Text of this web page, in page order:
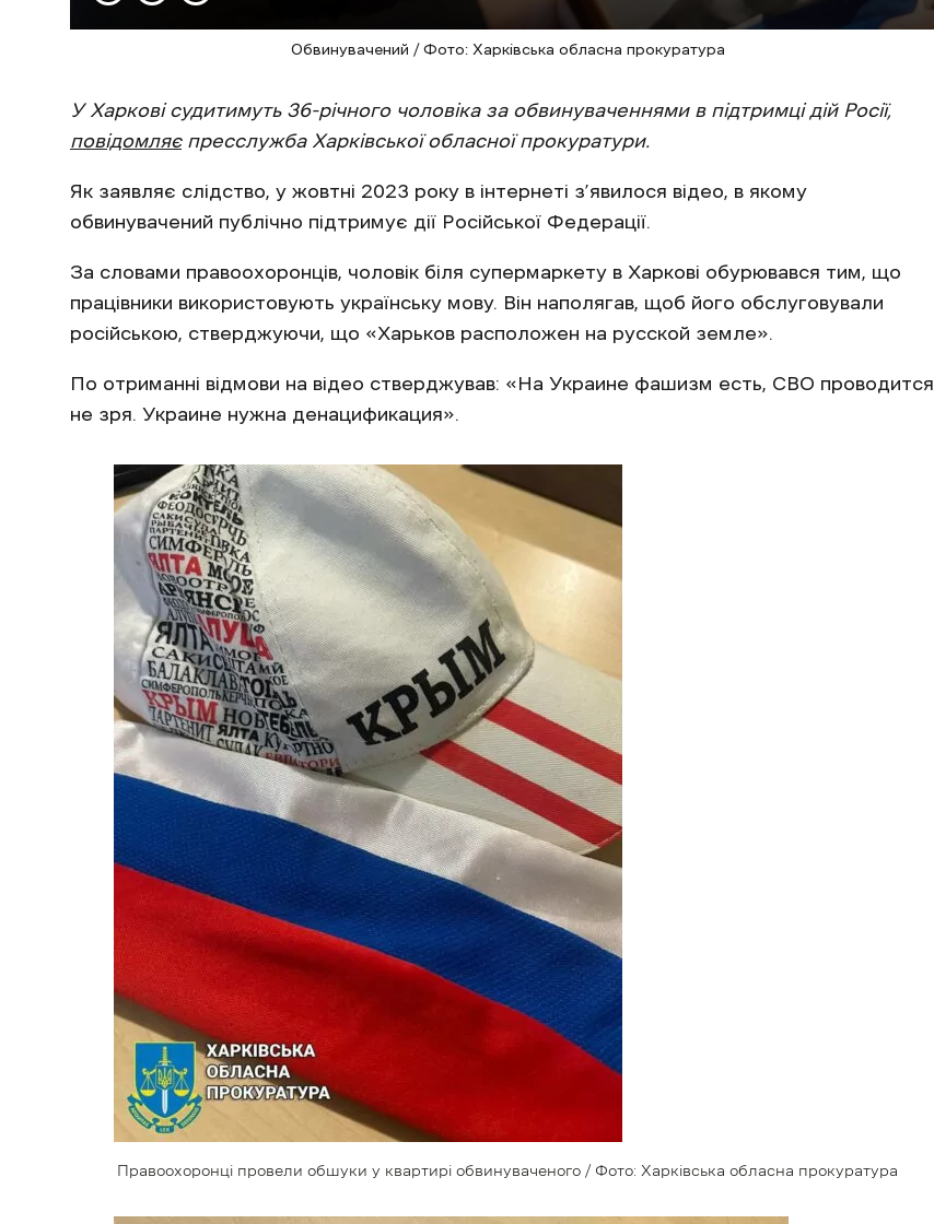
Обвинувачений / Фото: Харківська обласна прокуратура
У Харкові судитимуть 36-річного чоловіка за обвинуваченнями в підтримці дій Росії,
повідомляєпресслужба Харківської обласної прокуратури.
Як заявляє слідство, у жовтні 2023 року в інтернеті з’явилося відео, в якому
обвинувачений публічно підтримує дії Російської Федерації.
За словами правоохоронців, чоловік біля супермаркету в Харкові обурювався тим, що
працівники використовують українську мову. Він наполягав, щоб його обслуговували
російською, стверджуючи, що «Харьков расположен на русской земле».
По отриманні відмови на відео стверджував: «На Украине фашизм есть, СВО проводится
не зря. Украине нужна денацификация».
Правоохоронці провели обшуки у квартирі обвинуваченого / Фото: Харківська обласна прокуратура